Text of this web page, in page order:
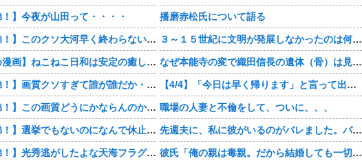
！】今夜が山田って・・・・
【豊臣兄弟！】このクソ大河早く終わらないかな・・・？
【おすすめ漫画】ねこねこ日和は安定の癒し・・・・
【豊臣兄弟！】画質クソすぎて誰が誰だか・・・？
【豊臣兄弟！】この画質どうにかならんのか・・・？
【豊臣兄弟！】選挙でもないのになんで休止・・・？
【豊臣兄弟！】光秀逃がしたよな天海フラグすぎる・・・・
播磨赤松氏について語る
３～１５世紀に文明が発展しなかったのは何故か？
なぜ本能寺の変で織田信長の遺体（骨）は見つからなかったのか
【4/4】「今日は早く帰ります」と言って出て行く妻が、何ヶ月ぶりだろう、見送る私に振り返って手を振っている。罪のなせる気持ちの表れなのか。今日の午後調査員から連絡が入る…
職場の人妻と不倫をして、ついに、、、
先週夫に、私に彼がいるのがバレました。バレ覚悟での朝帰りでしたが・・・ 私は意志を持って彼に抱かれました。その時にはもう結婚生活を終わりにする覚悟が出来ていました。
彼氏「俺の親は毒親。だから結婚しても一切関わらなくていい」私「うん」彼氏「そのかわり俺もお前の親と一切関わらない。結婚の挨拶にも行かない」私「えっ」